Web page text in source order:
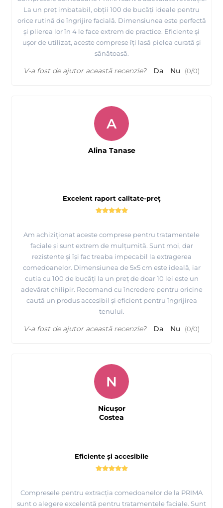
La un preț imbatabil, obții 100 de bucăți ideale pentru
orice rutină de îngrijire facială. Dimensiunea este perfectă
și plierea lor în 4 le face extrem de practice. Eficiente și
ușor de utilizat, aceste comprese îți lasă pielea curată și
sănătoasă.
V-a fost de ajutor această recenzie? Da Nu (0/0)
Excelent raport calitate-preț
Am achiziționat aceste comprese pentru tratamentele
faciale și sunt extrem de mulțumită. Sunt moi, dar
rezistente și își fac treaba impecabil la extragerea
comedoanelor. Dimensiunea de 5x5 cm este ideală, iar
cutia cu 100 de bucăți la un preț de doar 10 lei este un
adevărat chilipir. Recomand cu încredere pentru oricine
caută un produs accesibil și eficient pentru îngrijirea
tenului.
A
Alina Tanase
V-a fost de ajutor această recenzie? Da Nu (0/0)
Eficiente și accesibile
Compresele pentru extracția comedoanelor de la PRIMA
sunt o alegere excelentă pentru tratamentele faciale. Sunt
N
Nicușor
Costea